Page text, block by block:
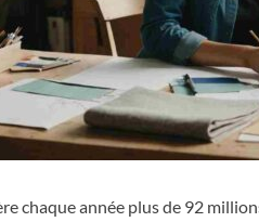
chaque année plus de 92